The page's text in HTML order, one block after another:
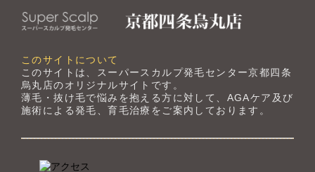
このサイトについて
このサイトは、スーパースカルプ発毛センター京都四条
烏丸店のオリジナルサイトです。
薄毛・抜け毛で悩みを抱える方に対して、AGAケア及び
施術による発毛、育毛治療をご案内しております。